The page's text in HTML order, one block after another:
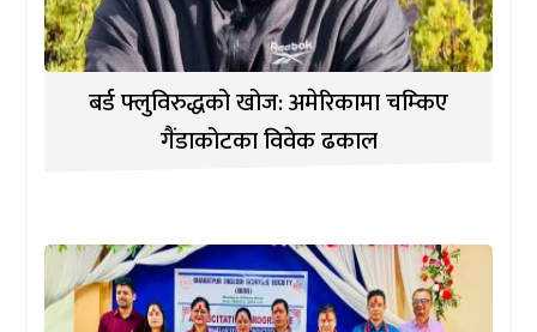
बर्ड फ्लुविरुद्धको खोज: अमेरिकामा चम्किए
गैंडाकोटका विवेक ढकाल